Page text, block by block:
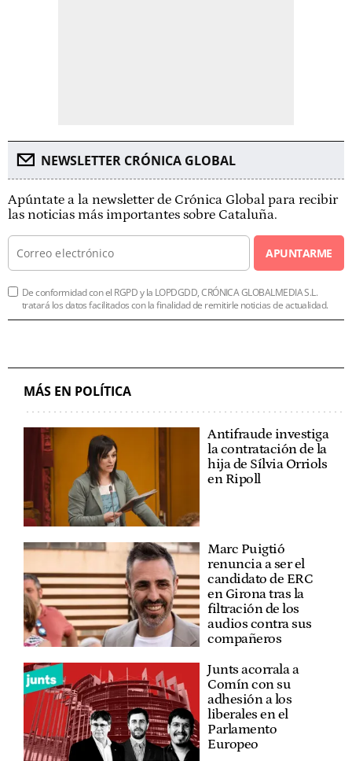
NEWSLETTER CRÓNICA GLOBAL
Apúntate a la newsletter de Crónica Global para recibir
las noticias más importantes sobre Cataluña.
APUNTARME
De conformidad con el RGPD y la LOPDGDD, CRÓNICA GLOBALMEDIA S.L.
tratará los datos facilitados con la finalidad de remitirle noticias de actualidad.
MÁS EN POLÍTICA
Antifraude investiga
la contratación de la
hija de Sílvia Orriols
en Ripoll
Marc Puigtió
renuncia a ser el
candidato de ERC
en Girona tras la
filtración de los
audios contra sus
compañeros
Junts acorrala a
Comín con su
adhesión a los
liberales en el
Parlamento
Europeo